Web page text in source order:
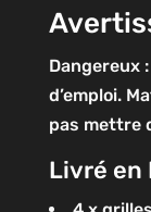
Dangereux
d’emploi.
pas mettre
Livré en